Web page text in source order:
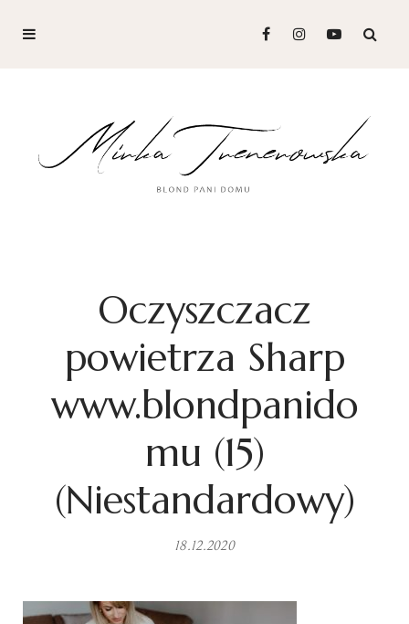
Oczyszczacz
powietrza Sharp
www.blondpanido
mu (15)
(Niestandardowy)
18.12.2020